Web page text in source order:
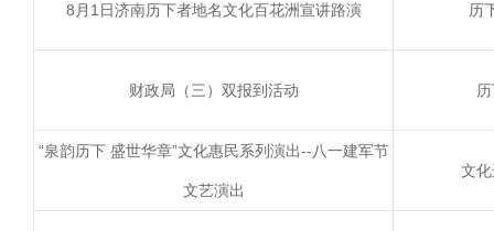
8月1日济南历下者地名文化百花洲宣讲路演 历
财政局（三）双报到活动
“泉韵历下 盛世华章”文化惠民系列演出--八一建军节
文艺演出
文